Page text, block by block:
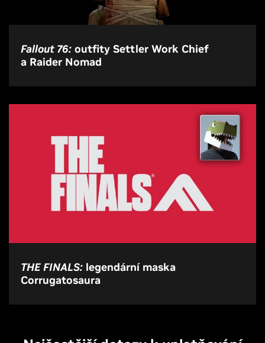
Fallout 76: outfity Settler Work Chief
a Raider Nomad
THE FINALS: legendární maska
Corrugatosaura